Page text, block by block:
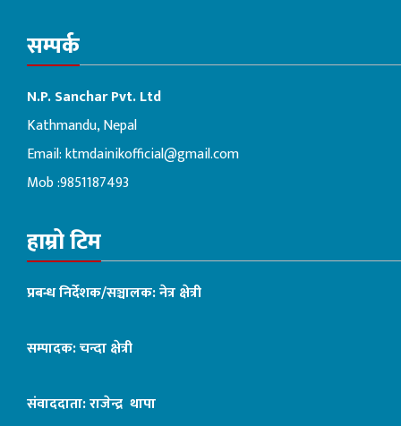
सम्पर्क
N.P. Sanchar Pvt. Ltd
Kathmandu, Nepal
Email:ktmdainikofficial@gmail.com
Mob :9851187493
हाम्रो टिम
प्रबन्ध निर्देशक/सञ्चालक: नेत्र क्षेत्री
सम्पादक: चन्दा क्षेत्री
संवाददाता: राजेन्द्र थापा